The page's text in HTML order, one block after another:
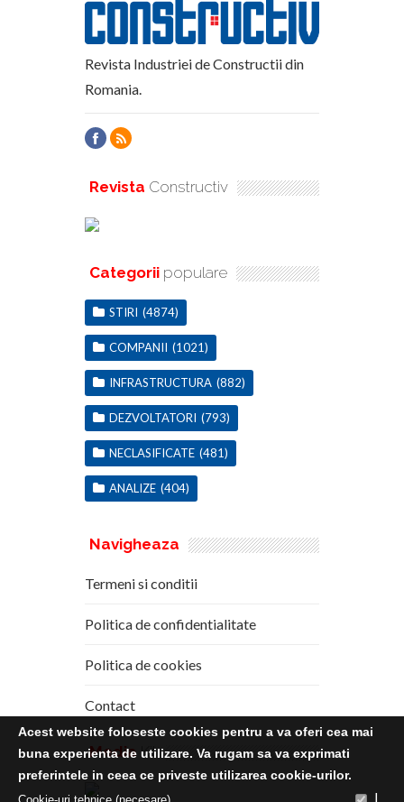
Revista Industriei de Constructii din
Romania.
Revista Constructiv
Categorii populare
STIRI (4874)
COMPANII (1021)
INFRASTRUCTURA (882)
DEZVOLTATORI (793)
NECLASIFICATE (481)
ANALIZE (404)
Navigheaza
Termeni si conditii
Politica de confidentialitate
Politica de cookies
Contact
Media Kit
Acest website foloseste cookies pentru a va oferi cea mai
buna experienta de utilizare. Va rugam sa va exprimati
preferintele in ceea ce priveste utilizarea cookie-urilor.
Cookie-uri tehnice (necesare)